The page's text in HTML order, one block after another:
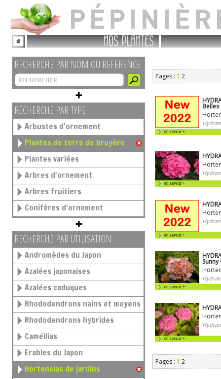
NOS PLANTES
RECHERCHE PAR NOM OU REFERENCE
RECHERCHE PAR TYPE
Arbustes d'ornement
Plantes de terre de bruyère
Plantes variées
Arbres d'ornement
Arbres fruitiers
Conifères d'ornement
RECHERCHE PAR UTILISATION
Andromèdes du Japon
Azalées japonaises
Azalées caduques
Rhododendrons nains et moyens
Rhododendrons hybrides
Caméllias
Erables du Japon
Hortensias de jardins
Pages : 1 2
en savoir +
en savoir +
en savoir +
en savoir +
en savoir +
Pages : 1 2